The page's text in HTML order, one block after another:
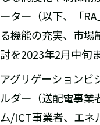
ーター（以下、「
る機能の充実、市場
討を2023年2月中旬
アグリゲーションビ
ルダー（送配電事業
ム/ICT事業者、エネ